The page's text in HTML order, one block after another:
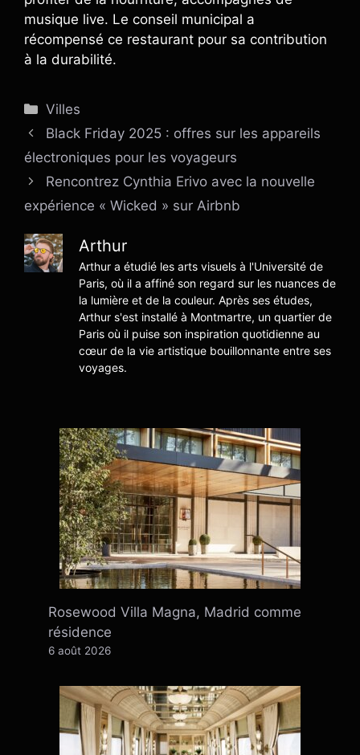
musique live. Le conseil municipal a
récompensé ce restaurant pour sa contribution
à la durabilité.
Catégories
Villes
Black Friday 2025 : offres sur les appareils
électroniques pour les voyageurs
Rencontrez Cynthia Erivo avec la nouvelle
expérience « Wicked » sur Airbnb
Arthur
Arthur a étudié les arts visuels à l'Université de
Paris, où il a affiné son regard sur les nuances de
la lumière et de la couleur. Après ses études,
Arthur s'est installé à Montmartre, un quartier de
Paris où il puise son inspiration quotidienne au
cœur de la vie artistique bouillonnante entre ses
voyages.
Rosewood Villa Magna, Madrid comme
résidence
6 août 2026